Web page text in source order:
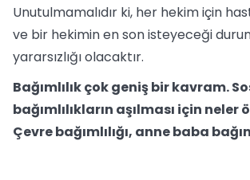
Unutulmamalıdır ki, her hekim için
ve bir hekimin en son isteyeceği
yararsızlığı olacaktır.
Bağımlılık çok geniş bir kavram.
bağımlılıkların aşılması için neler
Çevre bağımlılığı, anne baba